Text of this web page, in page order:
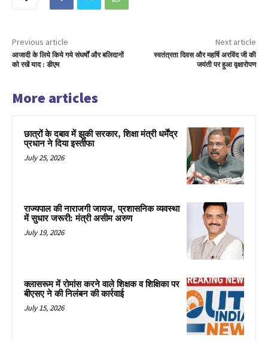
Previous article
आजादी के लिये किये गये संघर्षों और बलिदानों
को रखें याद : डीएम
Next article
स्वतंत्रता दिवस और महर्षि अरविंद जी की
जयंती पर हुआ वृक्षारोपण
More articles
छात्रों के दबाव में झुकी सरकार, शिक्षा मंत्री धर्मेंद्र
प्रधान ने दिया इस्तीफा
July 25, 2026
राज्यपाल की नाराजगी जायज, प्रशासनिक व्यवस्था
में सुधार जरूरी: मंत्री असीम अरुण
July 19, 2026
क्लासरूम में रोमांस करने वाले शिक्षक व शिक्षिका पर
बीएसए ने की निलंबन की कार्रवाई
July 15, 2026